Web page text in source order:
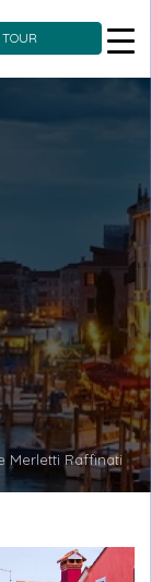
TOUR
Merletti Raffinati